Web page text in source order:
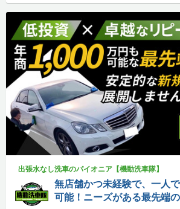
出張水なし洗車のパイオニア【機動洗車隊】
無店舗かつ未経験で、一人
可能！ニーズがある最先端